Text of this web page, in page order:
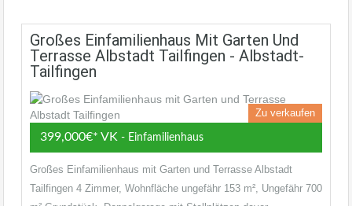
Großes Einfamilienhaus Mit Garten Und
Terrasse Albstadt Tailfingen - Albstadt-
Tailfingen
Zu verkaufen
399,000€* VK - Einfamilienhaus
Großes Einfamilienhaus mit Garten und Terrasse Albstadt
Tailfingen 4 Zimmer, Wohnfläche ungefähr 153 m², Ungefähr 700